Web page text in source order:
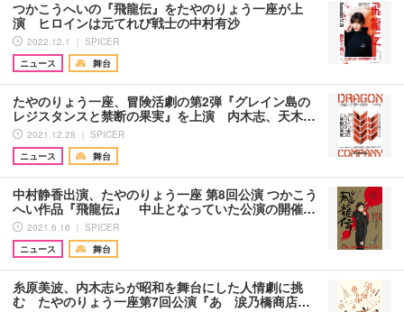
つかこうへいの『飛龍伝』をたやのりょう一座が上
演 ヒロインは元てれび戦士の中村有沙
2022.12.1 ｜ SPICER
ニュース
舞台
たやのりょう一座、冒険活劇の第2弾『グレイン島の
レジスタンスと禁断の果実』を上演 内木志、天木…
2021.12.28 ｜ SPICER
ニュース
舞台
中村静香出演、たやのりょう一座 第8回公演 つかこう
へい作品『飛龍伝』 中止となっていた公演の開催…
2021.6.16 ｜ SPICER
ニュース
舞台
糸原美波、内木志らが昭和を舞台にした人情劇に挑
む たやのりょう一座第7回公演『あゝ涙乃橋商店…